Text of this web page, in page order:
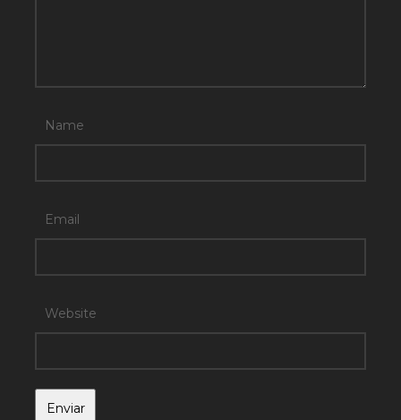
Name
Email
Website